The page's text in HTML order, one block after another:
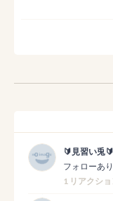
🔰見習い兎🔰
フォローあ
1 リアクショ